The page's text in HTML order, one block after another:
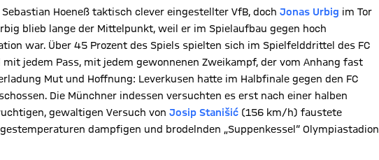
Hoeneß taktisch clever eingestellter VfB, doch Jonas Urbig im Tor
blieb lange der Mittelpunkt, weil er im Spielaufbau gegen hoch
war. Über 45 Prozent des Spiels spielten sich im Spielfelddrittel des FC
jedem Pass, mit jedem gewonnenen Zweikampf, der vom Anhang fast
Mut und Hoffnung: Leverkusen hatte im Halbfinale gegen den FC
Die Münchner indessen versuchten es erst nach einer halben
gewaltigen Versuch von Josip Stanišić (156 km/h) faustete
dampfigen und brodelnden „Suppenkessel“ Olympiastadion